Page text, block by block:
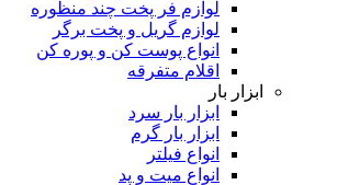
لوازم فر پخت چند منظوره
لوازم گریل و پخت برگر
انواع پوست کن و پوره کن
اقلام متفرقه
ابزار بار
ابزار بار سرد
ابزار بار گرم
انواع فیلتر
انواع میت و پد